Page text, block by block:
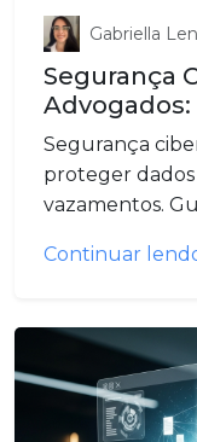
Gabriella
Segurança
Segurança
proteger
vazamentos.
Continuar